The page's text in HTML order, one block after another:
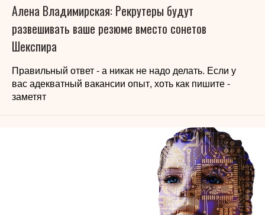
Алена Владимирская: Рекрутеры будут
развешивать ваше резюме вместо сонетов
Шекспира
Правильный ответ - а никак не надо делать. Если у
вас адекватный вакансии опыт, хоть как пишите -
заметят